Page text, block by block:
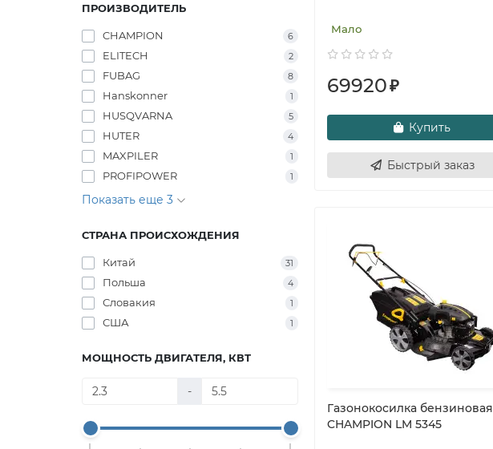
ПРОИЗВОДИТЕЛЬ
CHAMPION 6
ELITECH 2
FUBAG 8
Hanskonner 1
HUSQVARNA 5
HUTER 4
MAXPILER 1
PROFIPOWER 1
Показать еще 3
СТРАНА ПРОИСХОЖДЕНИЯ
Китай 31
Польша 4
Словакия 1
США 1
МОЩНОСТЬ ДВИГАТЕЛЯ, КВТ
-
Мало
69920₽
Купить
Быстрый заказ
Газонокосилка бензиновая
CHAMPION LM 5345